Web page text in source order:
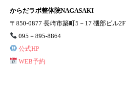
からだラボ整体院NAGASAKI
〒850-0877 長崎市築町5－17 磯部ビル2F
095－895-8864
公式HP
WEB予約